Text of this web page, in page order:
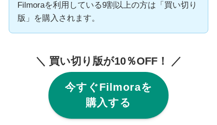
Filmoraを利用している9割以上の方は「買い切り
版」を購入されます。
＼ 買い切り版が10％OFF！ ／
今すぐFilmoraを
購入する